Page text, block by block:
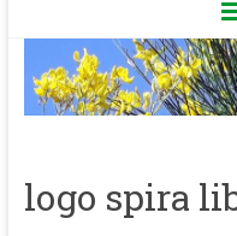
Les
Site
logo spira